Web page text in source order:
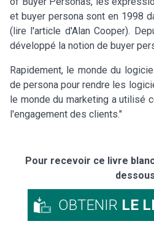
et buyer persona sont en 1998
(lire l'article d'Alan Cooper).
développé la notion de buyer
Rapidement, le monde du
de persona pour rendre les
le monde du marketing a utilisé
l'engagement des clients."
Pour recevoir ce livre
OBTENIR LE